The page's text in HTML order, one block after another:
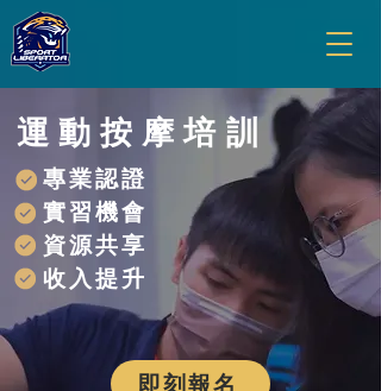
​運動按摩培訓
即刻報名
專業認證
實習機會
資源共享
​收入提升